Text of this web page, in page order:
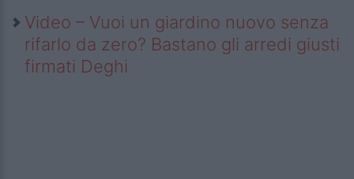
Video – Vuoi un giardino nuovo senza
rifarlo da zero? Bastano gli arredi giusti
firmati Deghi